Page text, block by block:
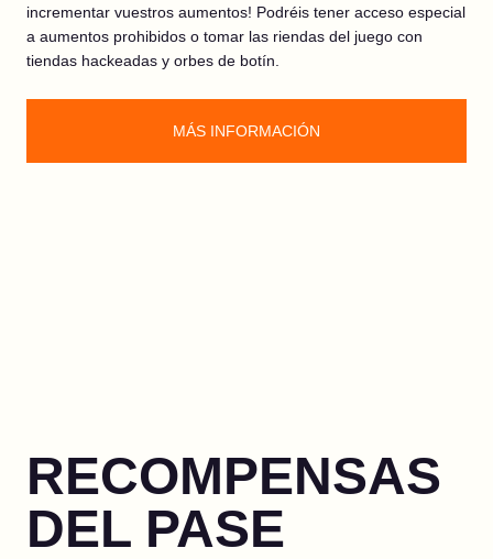
incrementar vuestros aumentos! Podréis tener acceso especial
a aumentos prohibidos o tomar las riendas del juego con
tiendas hackeadas y orbes de botín.
MÁS INFORMACIÓN
RECOMPENSAS
DEL PASE